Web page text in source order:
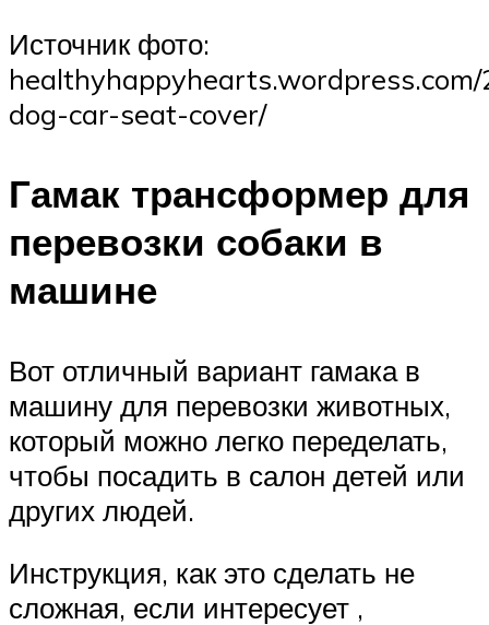
Источник фото:
dog-car-seat-cover/
Гамак трансформер для
перевозки собаки в
машине
Вот отличный вариант гамака в
машину для перевозки животных,
который можно легко переделать,
чтобы посадить в салон детей или
других людей.
Инструкция, как это сделать не
сложная, если интересует ,